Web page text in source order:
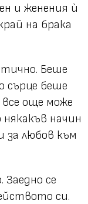
и женения ѝ
на брака
Беше
сърце беше
още може
начин
за любов към
Заедно се
си.